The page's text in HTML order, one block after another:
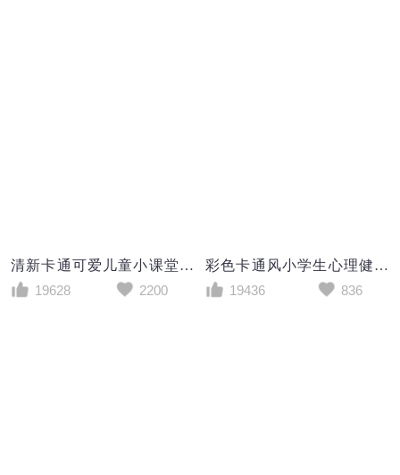
清新卡通可爱儿童小课堂教育教学开学第一课PPT模板
19628
2200
彩色卡通风小学生心理健康主题班会PPT模板
19436
836